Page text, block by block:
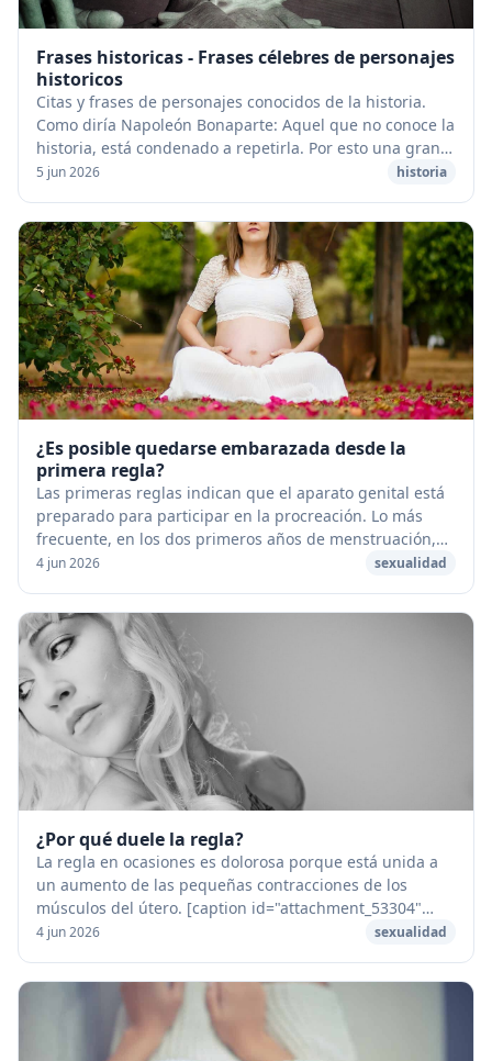
Frases historicas - Frases célebres de personajes
historicos
Citas y frases de personajes conocidos de la historia.
Como diría Napoleón Bonaparte: Aquel que no conoce la
historia, está condenado a repetirla. Por esto una gran
forma de conocer fragmentos importa...
5 jun 2026 historia
¿Es posible quedarse embarazada desde la
primera regla?
Las primeras reglas indican que el aparato genital está
preparado para participar en la procreación. Lo más
frecuente, en los dos primeros años de menstruación,
es que no vengan acompañadas de la emis...
4 jun 2026 sexualidad
¿Por qué duele la regla?
La regla en ocasiones es dolorosa porque está unida a
un aumento de las pequeñas contracciones de los
músculos del útero. [caption id="attachment_53304"
align="aligncenter" width="1280"] Por que duele...
4 jun 2026 sexualidad